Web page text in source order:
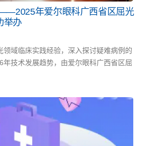
年爱尔眼科广西省区屈光
举办
领域临床实践经验，深入探讨疑难病例的
技术发展趋势，由爱尔眼科广西省区屈